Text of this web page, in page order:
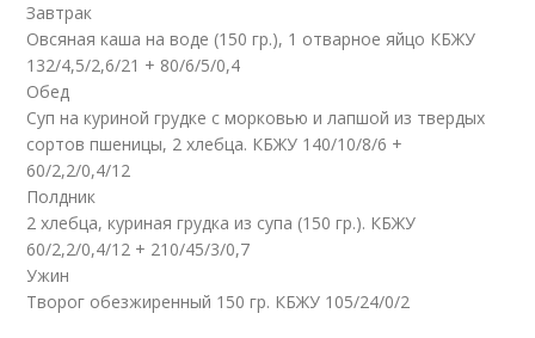
Завтрак
Овсяная каша на воде (150 гр.), 1 отварное яйцо КБЖУ
132/4,5/2,6/21 + 80/6/5/0,4
Обед
Суп на куриной грудке с морковью и лапшой из твердых
сортов пшеницы, 2 хлебца. КБЖУ 140/10/8/6 +
60/2,2/0,4/12
Полдник
2 хлебца, куриная грудка из супа (150 гр.). КБЖУ
60/2,2/0,4/12 + 210/45/3/0,7
Ужин
Творог обезжиренный 150 гр. КБЖУ 105/24/0/2